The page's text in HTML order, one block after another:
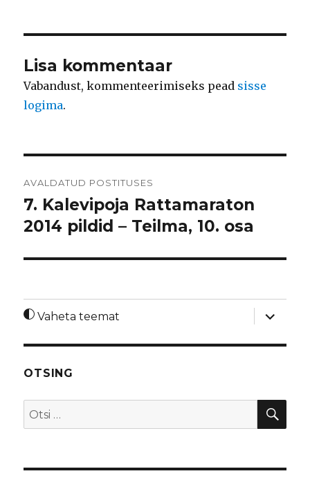
Lisa kommentaar
Vabandust, kommenteerimiseks pead sisse
logima.
AVALDATUD POSTITUSES
7. Kalevipoja Rattamaraton
2014 pildid – Teilma, 10. osa
Vaheta teemat
laienda
OTSING
Otsi: